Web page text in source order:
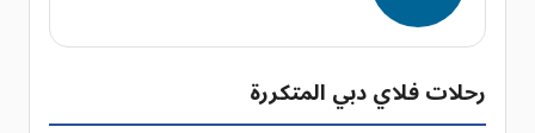
رحلات فلاي دبي المتكررة